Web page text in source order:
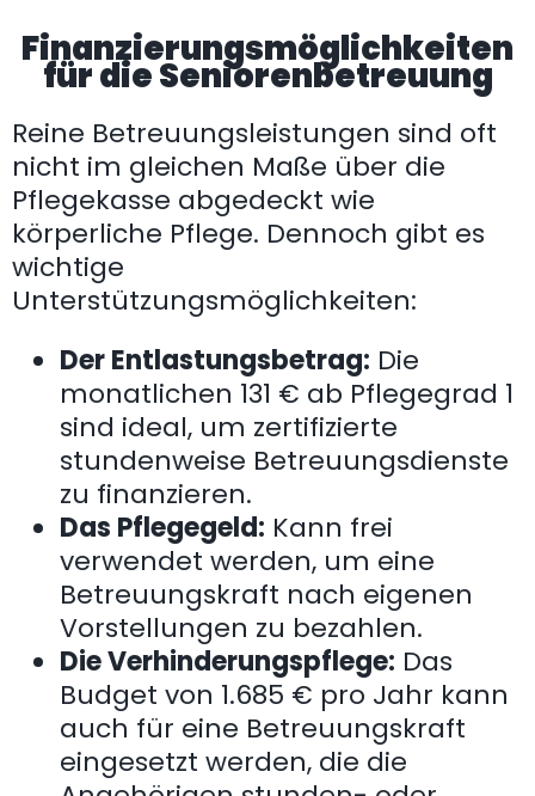
Finanzierungsmöglichkeiten
für die Seniorenbetreuung
Reine Betreuungsleistungen sind oft
nicht im gleichen Maße über die
Pflegekasse abgedeckt wie
körperliche Pflege. Dennoch gibt es
wichtige
Unterstützungsmöglichkeiten:
Der Entlastungsbetrag: Die
monatlichen 131 € ab Pflegegrad 1
sind ideal, um zertifizierte
stundenweise Betreuungsdienste
zu finanzieren.
Das Pflegegeld: Kann frei
verwendet werden, um eine
Betreuungskraft nach eigenen
Vorstellungen zu bezahlen.
Die Verhinderungspflege: Das
Budget von 1.685 € pro Jahr kann
auch für eine Betreuungskraft
eingesetzt werden, die die